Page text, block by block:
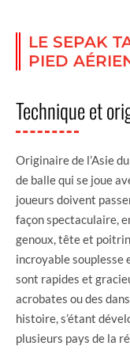
LE SEPAK
PIED
Technique et
Originaire de l’Asie
de balle qui se joue
joueurs doivent
façon spectaculaire,
genoux, tête et
incroyable souplesse
sont rapides et
acrobates ou des
histoire, s’étant
plusieurs pays de la